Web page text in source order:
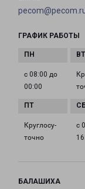
ГРАФИК РАБОТЫ
с 08:00 до
00:00
Круглосу­
точно
с
БАЛАШИХА